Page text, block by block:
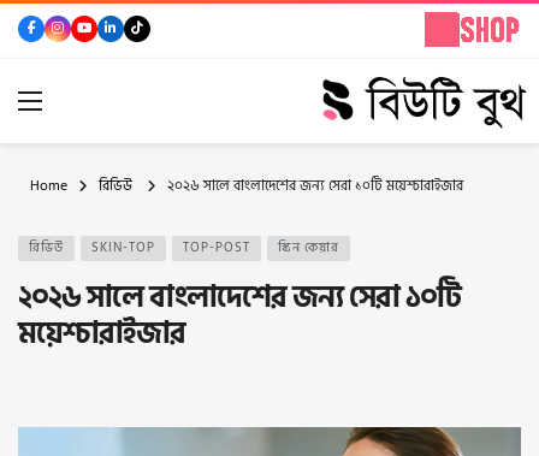
Home রিভিউ ২০২৬ সালে বাংলাদেশের জন্য সেরা ১০টি ময়েশ্চারাইজার
রিভিউ SKIN-TOP TOP-POST স্কিন কেয়ার
২০২৬ সালে বাংলাদেশের জন্য সেরা ১০টি
ময়েশ্চারাইজার